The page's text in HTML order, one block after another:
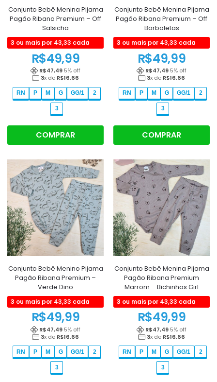
Conjunto Bebê Menina Pijama
Pagão Ribana Premium – Off
Salsicha
3 ou mais por 43,33 cada
R$49,99
R$47,49 5% off
3x de R$16,66
RN P M G GG/1 2
3
COMPRAR
Conjunto Bebê Menina Pijama
Pagão Ribana Premium – Off
Borboletas
3 ou mais por 43,33 cada
R$49,99
R$47,49 5% off
3x de R$16,66
RN P M G GG/1 2
3
COMPRAR
Conjunto Bebê Menino Pijama
Pagão Ribana Premium –
Verde Dino
3 ou mais por 43,33 cada
R$49,99
R$47,49 5% off
3x de R$16,66
RN P M G GG/1 2
3
Conjunto Bebê Menina Pijama
Pagão Ribana Premium
Marrom – Bichinhos Girl
3 ou mais por 43,33 cada
R$49,99
R$47,49 5% off
3x de R$16,66
RN P M G GG/1 2
3